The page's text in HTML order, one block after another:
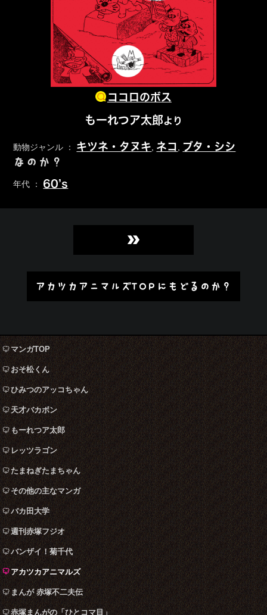
ココロのボス
もーれつア太郎より
動物ジャンル ： キツネ・タヌキ ネコ ブタ・シシ
なのか？
年代 ： 60’s
»
アカツカアニマルズTOPにもどるのか？
マンガTOP
おそ松くん
ひみつのアッコちゃん
天才バカボン
もーれつア太郎
レッツラゴン
たまねぎたまちゃん
その他の主なマンガ
バカ田大学
週刊赤塚フジオ
バンザイ！菊千代
アカツカアニマルズ
まんが 赤塚不二夫伝
赤塚まんがの「ひとコマ目」